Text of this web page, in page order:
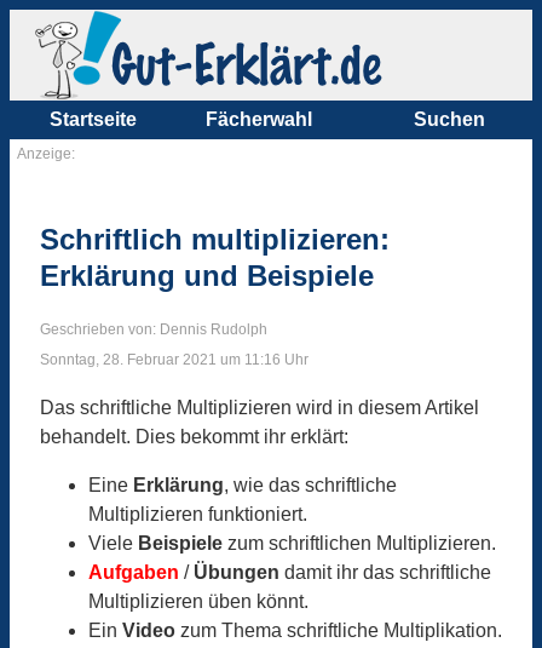
Startseite Fächerwahl Suchen
Anzeige:
Schriftlich multiplizieren:
Erklärung und Beispiele
Geschrieben von: Dennis Rudolph
Sonntag, 28. Februar 2021 um 11:16 Uhr
Das schriftliche Multiplizieren wird in diesem Artikel
behandelt. Dies bekommt ihr erklärt:
Eine Erklärung, wie das schriftliche
Multiplizieren funktioniert.
Viele Beispiele zum schriftlichen Multiplizieren.
Aufgaben / Übungen damit ihr das schriftliche
Multiplizieren üben könnt.
Ein Video zum Thema schriftliche Multiplikation.